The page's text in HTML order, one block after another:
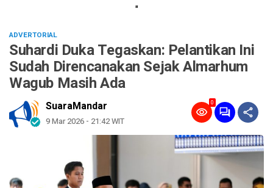
"
ADVERTORIAL
Suhardi Duka Tegaskan: Pelantikan Ini
Sudah Direncanakan Sejak Almarhum
Wagub Masih Ada
SuaraMandar
9 Mar 2026 - 21:42 WIT
0